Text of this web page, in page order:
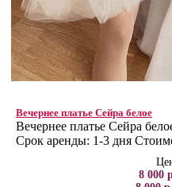
Вечернее платье Сейра белое
Вечернее платье Сейра
Срок аренды: 1-3 дня
8 000